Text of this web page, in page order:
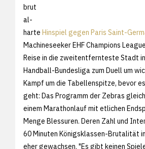
brut
al-
harte Hinspiel gegen Paris Saint-
Machineseeker EHF Champions
Reise in die zweitentfernteste Stadt
Handball-Bundesliga zum Duell um
Kampf um die Tabellenspitze, bevor
geht: Das Programm der Zebras
einem Marathonlauf mit etlichen
Menge Blessuren. Deren Zahl und
60 Minuten Königsklassen-Brutalität
eher gewachsen. "Es gibt keinen